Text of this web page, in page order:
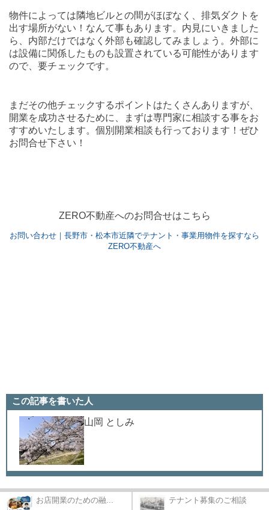
物件によっては隣地ビルとの間がほぼなく、排気ダクトを
出す場所がない！なんて事もあります。内見にいきました
ら、内部だけではなく外部も確認してみましょう。外部に
は設備に関係したものも設置されている可能性があります
ので、要チェックです。
まだその他チェックするポイント はたくさんありますが、
開業を成功させるために、まずは専門家に相談する事をお
すすめいたします。 個別開業相談も行っております！ぜひ
お問合せ下さい！
ZERO不動産へのお問合せはこちら
お問い合わせ｜長野市・松本市近隣でテナント・事業用物件を探すなら
ZERO不動産へ
この記事を書いた人
山岡 としみ
お店開業のための融... テナント募集のご相談